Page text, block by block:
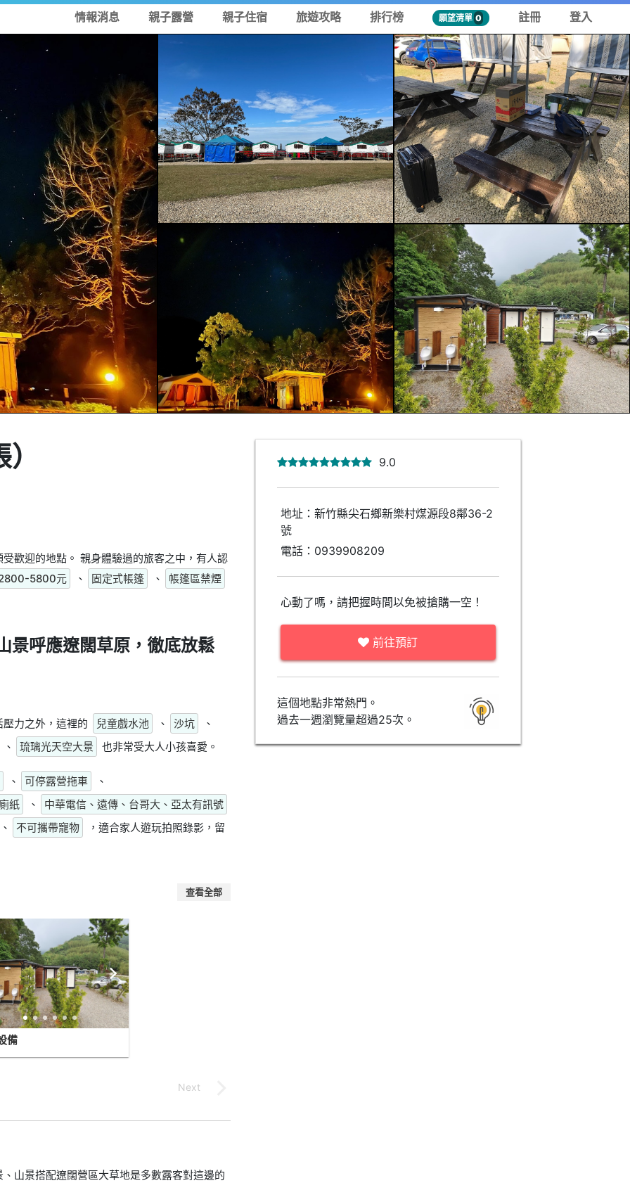
情報消息 親子露營 親子住宿 旅遊攻略 排行榜 願望清單 0 註冊 登入
歡迎的地點。 親身體驗過的旅客之中，有人認
5800元
、 固定式帳篷 、 帳篷區禁煙
景呼應遼闊草原，徹底放鬆
力之外，這裡的 兒童戲水池 、 沙坑
、
、
琉璃光天空大景 也非常受大人小孩喜愛。
、 可停露營拖車
、
紙
、
中華電信、遠傳、台哥大、亞太有訊號
不可攜帶寵物 ，適合家人遊玩拍照錄影，留
查看全部
備
山景搭配遼闊營區大草地是多數露客對這邊的
9.0
地址：新竹縣尖石鄉新樂村煤源段8鄰36-2
號
電話： 0939908209
心動了嗎，請把握時間以免被搶購一空！
前往預訂
這個地點非常熱門。
過去一週瀏覽量超過25次。